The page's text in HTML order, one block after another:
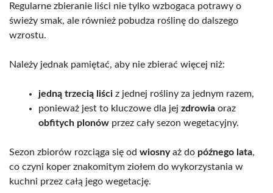
Regularne zbieranie liści nie tylko wzbogaca potrawy o
świeży smak, ale również pobudza roślinę do dalszego
wzrostu.
Należy jednak pamiętać, aby nie zbierać więcej niż:
jedną trzecią liści z jednej rośliny za jednym razem,
ponieważ jest to kluczowe dla jej zdrowia oraz
obfitych plonów przez cały sezon wegetacyjny.
Sezon zbiorów rozciąga się od wiosnyaż do późnego lata,
co czyni koper znakomitym ziołem do wykorzystania w
kuchni przez całą jego wegetację.